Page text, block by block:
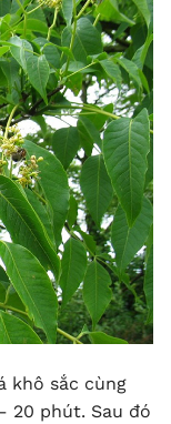
khô sắc cùng
20 phút. Sau đó